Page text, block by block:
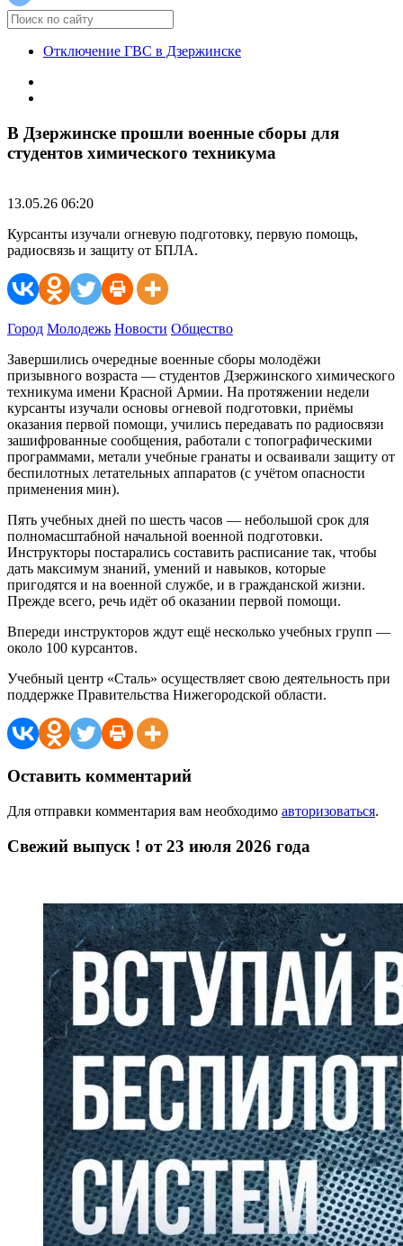
Отключение ГВС в Дзержинске
В Дзержинске прошли военные сборы для
студентов химического техникума
13.05.26 06:20
Курсанты изучали огневую подготовку, первую помощь,
радиосвязь и защиту от БПЛА.
Город Молодежь Новости Общество
Завершились очередные военные сборы молодёжи
призывного возраста — студентов Дзержинского химического
техникума имени Красной Армии. На протяжении недели
курсанты изучали основы огневой подготовки, приёмы
оказания первой помощи, учились передавать по радиосвязи
зашифрованные сообщения, работали с топографическими
программами, метали учебные гранаты и осваивали защиту от
беспилотных летательных аппаратов (с учётом опасности
применения мин).
Пять учебных дней по шесть часов — небольшой срок для
полномасштабной начальной военной подготовки.
Инструкторы постарались составить расписание так, чтобы
дать максимум знаний, умений и навыков, которые
пригодятся и на военной службе, и в гражданской жизни.
Прежде всего, речь идёт об оказании первой помощи.
Впереди инструкторов ждут ещё несколько учебных групп —
около 100 курсантов.
Учебный центр «Сталь» осуществляет свою деятельность при
поддержке Правительства Нижегородской области.
Оставить комментарий
Для отправки комментария вам необходимо авторизоваться.
Свежий выпуск ! от 23 июля 2026 года